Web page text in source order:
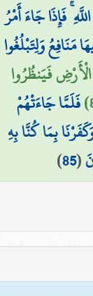
فَإِذَا جَاءَ أَمْرُ
مَنَافِعُ وَلِتَبْلُغُوا
فَيَنظُرُوا
فَلَمَّا جَاءَتْهُمْ
بِمَا كُنَّا بِهِ
(
85
)